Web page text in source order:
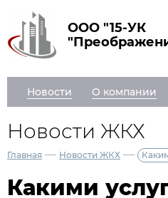
ООО "15-УК
Новости О компании
Новости ЖКХ
Главная — Новости ЖКХ —
Какими